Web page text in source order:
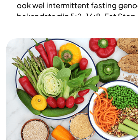
ook wel intermittent fasting
bekendste zijn 5:2, 16:8, Eat Stop
voor meer structuur in de
energie-inname. Maar deze
iedereen geschikt. Voor een deel
vasten ook risico’s en
meebrengen, en het is belangrijk
bewust te zijn.